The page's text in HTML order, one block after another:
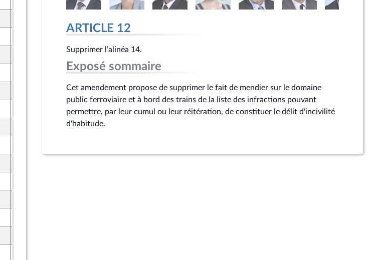
ARTICLE 12
Supprimer l’alinéa 14.
Exposé sommaire
Cet amendement propose de supprimer le fait de mendier sur le domaine
public ferroviaire et à bord des trains de la liste des infractions pouvant
permettre, par leur cumul ou leur réitération, de constituer le délit d'incivilité
d'habitude.